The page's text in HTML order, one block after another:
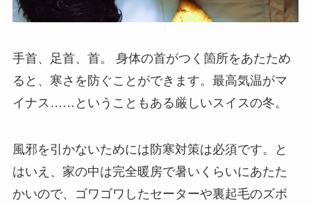
手首、足首、首。 身体の首がつく箇所をあたため
ると、寒さを防ぐことができます。最高気温がマ
イナス……ということもある厳しいスイスの冬。
風邪を引かないためには防寒対策は必須です。と
はいえ、家の中は完全暖房で暑いくらいにあたた
かいので、ゴワゴワしたセーターや裏起毛のズボ